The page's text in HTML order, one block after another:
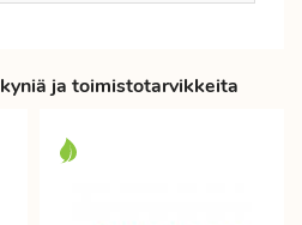
ja toimistotarvikkeita